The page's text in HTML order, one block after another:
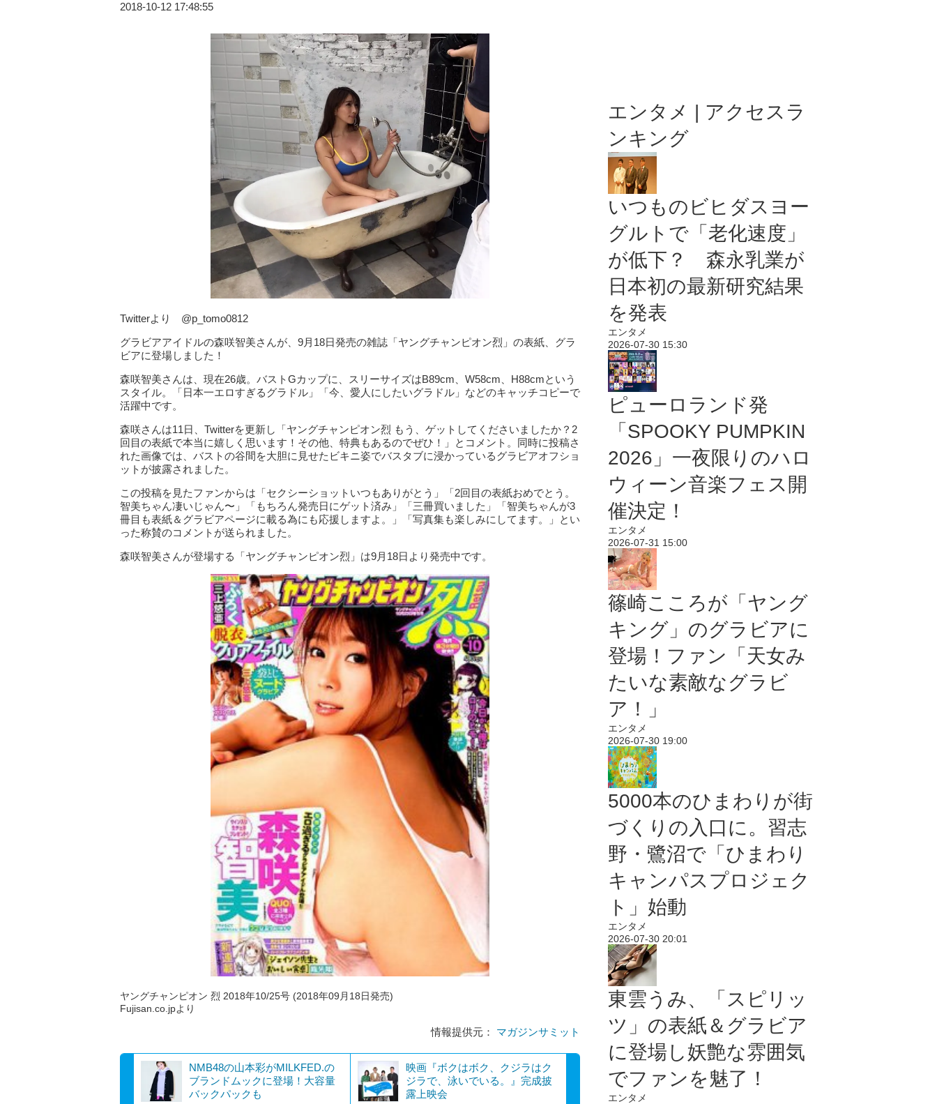
2018-10-12 17:48:55
Twitterより @p_tomo0812
グラビアアイドルの森咲智美さんが、9月18日発売の雑誌「ヤングチャンピオン烈」の表紙、グラ
ビアに登場しました！
森咲智美さんは、現在26歳。バストGカップに、スリーサイズはB89cm、W58cm、H88cmという
スタイル。「日本一エロすぎるグラドル」「今、愛人にしたいグラドル」などのキャッチコピーで
活躍中です。
森咲さんは11日、Twitterを更新し「ヤングチャンピオン烈 もう、ゲットしてくださいましたか？2
回目の表紙で本当に嬉しく思います！その他、特典もあるのでぜひ！」とコメント。同時に投稿さ
れた画像では、バストの谷間を大胆に見せたビキニ姿でバスタブに浸かっているグラビアオフショ
ットが披露されました。
この投稿を見たファンからは「セクシーショットいつもありがとう」「2回目の表紙おめでとう。
智美ちゃん凄いじゃん〜」「もちろん発売日にゲット済み」「三冊買いました」「智美ちゃんが3
冊目も表紙＆グラビアページに載る為にも応援しますよ。」「写真集も楽しみにしてます。」とい
った称賛のコメントが送られました。
森咲智美さんが登場する「ヤングチャンピオン烈」は9月18日より発売中です。
ヤングチャンピオン 烈 2018年10/25号 (2018年09月18日発売)
Fujisan.co.jpより
情報提供元： マガジンサミット
NMB48の山本彩がMILKFED.の
ブランドムックに登場！大容量
バックパックも
映画『ボクはボク、クジラはク
ジラで、泳いでいる。』完成披
露上映会
エンタメ | アクセスラ
ンキング
いつものビヒダスヨー
グルトで「老化速度」
が低下？ 森永乳業が
日本初の最新研究結果
を発表
エンタメ
2026-07-30 15:30
ピューロランド発
「SPOOKY PUMPKIN
2026」一夜限りのハロ
ウィーン音楽フェス開
催決定！
エンタメ
2026-07-31 15:00
篠崎こころが「ヤング
キング」のグラビアに
登場！ファン「天女み
たいな素敵なグラビ
ア！」
エンタメ
2026-07-30 19:00
5000本のひまわりが街
づくりの入口に。習志
野・鷺沼で「ひまわり
キャンパスプロジェク
ト」始動
エンタメ
2026-07-30 20:01
東雲うみ、「スピリッ
ツ」の表紙＆グラビア
に登場し妖艶な雰囲気
でファンを魅了！
エンタメ